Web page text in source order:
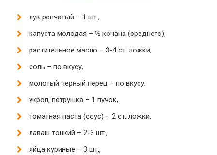
лук репчатый – 1 шт.,
капуста молодая – ½ кочана (среднего),
растительное масло – 3-4 ст. ложки,
соль – по вкусу,
молотый черный перец – по вкусу,
укроп, петрушка – 1 пучок,
томатная паста (соус) – 2 ст. ложки,
лаваш тонкий – 2-3 шт.,
яйца куриные – 3 шт.,